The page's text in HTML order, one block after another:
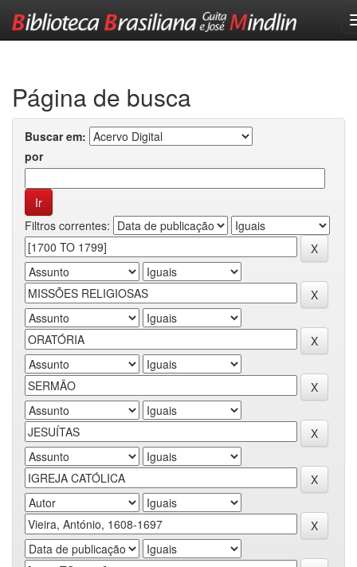
Página de busca
Buscar em:
por
Filtros correntes: